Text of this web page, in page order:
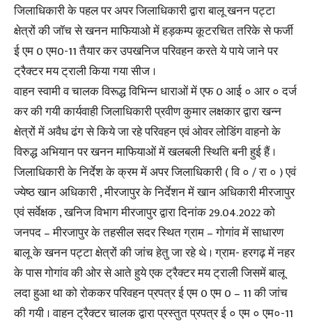
जिलाधिकारी के पहल पर अपर जिलाधिकारी द्वारा बालू खनन पट्टा
क्षेत्रों की जॉच से खनन माफियाओ में हड़कम्प कूटरचित तरिके से फर्जी
ई एम 0 एम0-11 तैयार कर उपखनिज परिवहन करते ये पाये जाने पर
ट्रैक्टर मय ट्राली किया गया सीज ।
वाहन स्वामी व चालक विरूद्ध विभिन्न धाराओं में एफ 0 आई ० आर ० दर्ज
कर की गयी कार्यवाही जिलाधिकारी प्रवीण कुमार लक्षकार द्वारा खन्न
क्षेत्रों में अवैध ढंग से किये जा रहे परिवहन एवं ओवर लोडिंग वाहनो के
विरुद्ध अभियान पर खनन माफियाओं में खलबली स्थिति बनी हुई हैं ।
जिलाधिकारी के निर्देश के क्रम में अपर जिलाधिकारी ( वि ० / रा ० ) एवं
ज्येष्ठ खान अधिकारी , मीरजापुर के निर्देशन में खान अधिकारी मीरजापुर
एवं सर्वेक्षक , खनिज विभाग मीरजापुर द्वारा दिनांक 29.04.2022 को
जनपद – मीरजापुर के तहसील सदर स्थित ग्राम – गोगांव में साधारण
बालू के खनन पट्टा क्षेत्रों की जांच हेतु जा रहे थे । ग्राम- हरगढ़ में नहर
के पास गोगांव की ओर से आते हुये एक ट्रैक्टर मय ट्राली जिसमें बालू
लदा हुआ था को रोककर परिवहन प्रपत्र ई एम 0 एम 0 – 11 की जांच
की गयी । वाहन ट्रैक्टर चालक द्वारा प्रस्तुत प्रपत्र ई ० एम ० एम०-11